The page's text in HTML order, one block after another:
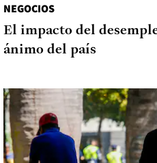
NEGOCIOS
El impacto del
ánimo del país